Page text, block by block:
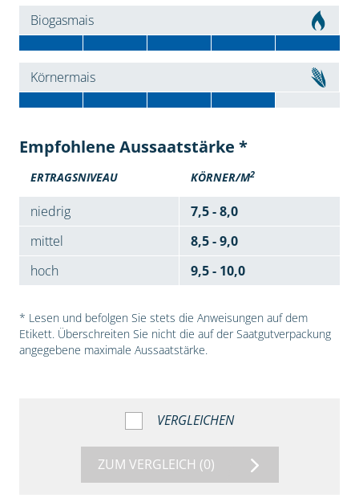
Biogasmais
Körnermais
Empfohlene Aussaatstärke *
ERTRAGSNIVEAU KÖRNER/M2
niedrig
7,5 - 8,0
mittel
8,5 - 9,0
hoch
9,5 - 10,0
* Lesen und befolgen Sie stets die Anweisungen auf dem
Etikett. Überschreiten Sie nicht die auf der Saatgutverpackung
angegebene maximale Aussaatstärke.
VERGLEICHEN
ZUM VERGLEICH (0)